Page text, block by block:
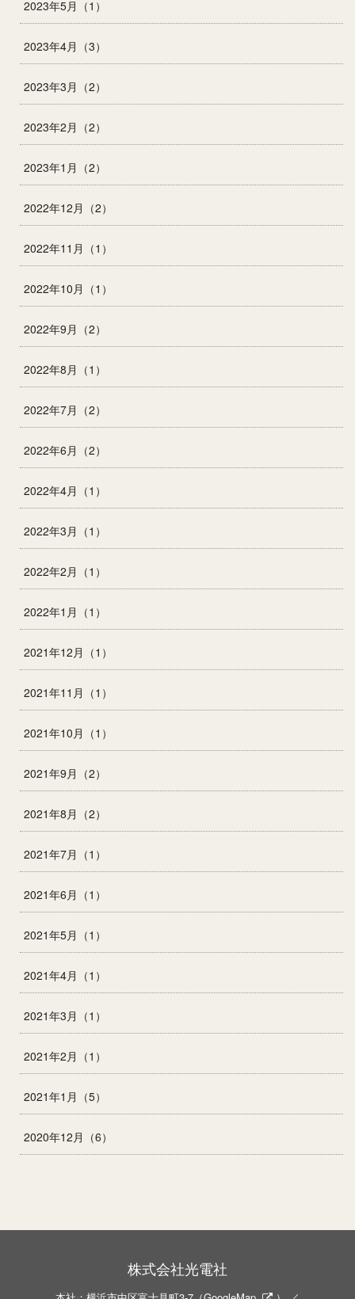
2023年5月（1）
2023年4月（3）
2023年3月（2）
2023年2月（2）
2023年1月（2）
2022年12月（2）
2022年11月（1）
2022年10月（1）
2022年9月（2）
2022年8月（1）
2022年7月（2）
2022年6月（2）
2022年4月（1）
2022年3月（1）
2022年2月（1）
2022年1月（1）
2021年12月（1）
2021年11月（1）
2021年10月（1）
2021年9月（2）
2021年8月（2）
2021年7月（1）
2021年6月（1）
2021年5月（1）
2021年4月（1）
2021年3月（1）
2021年2月（1）
2021年1月（5）
2020年12月（6）
株式会社光電社